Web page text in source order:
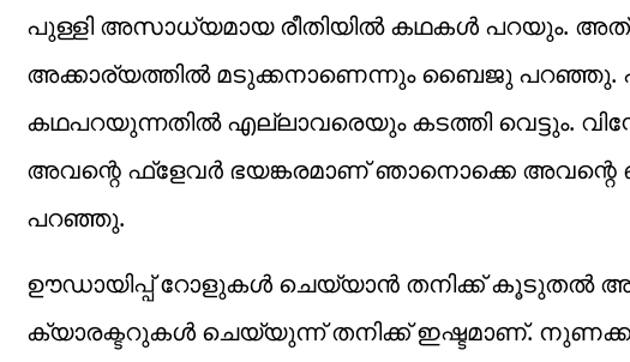
പുള്ളി അസാധ്യമായ രീതിയില്‍ കഥകള്‍ പറയും.
അക്കാര്യത്തില്‍ മടുക്കനാണെന്നും ബൈജു പറഞ്ഞു.
കഥപറയുന്നതില്‍ എല്ലാവരെയും കടത്തി വെട്ടും.
അവന്റെ ഫ്‌ളേവര്‍ ഭയങ്കരമാണ് ഞാനൊക്കെ
പറഞ്ഞു.
ഊഡായിപ്പ് റോളുകള്‍ ചെയ്യാന്‍ തനിക്ക് കൂടുതല്‍
ക്യാരക്ടറുകള്‍ ചെയ്യുന്ന് തനിക്ക് ഇഷ്ടമാണ്.